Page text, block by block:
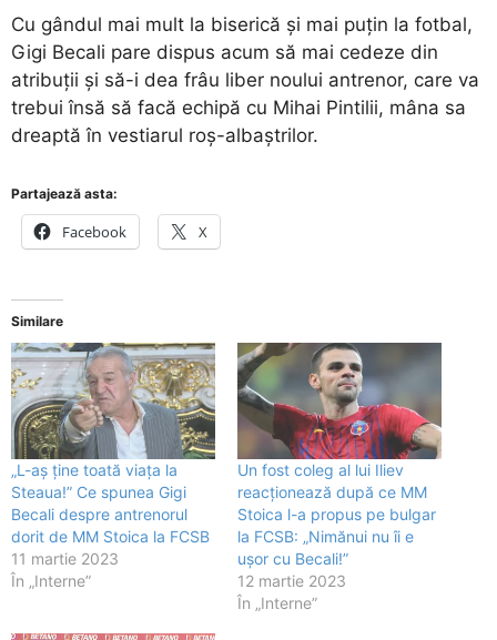
Cu gândul mai mult la biserică și mai puțin la fotbal,
Gigi Becali pare dispus acum să mai cedeze din
atribuții și să-i dea frâu liber noului antrenor, care va
trebui însă să facă echipă cu Mihai Pintilii, mâna sa
dreaptă în vestiarul roș-albaștrilor.
Partajează asta:
Facebook X
Similare
„L-aș ține toată viața la
Steaua!” Ce spunea Gigi
Becali despre antrenorul
dorit de MM Stoica la FCSB
11 martie 2023
În „Interne”
Un fost coleg al lui Iliev
reacționează după ce MM
Stoica l-a propus pe bulgar
la FCSB: „Nimănui nu îi e
ușor cu Becali!”
12 martie 2023
În „Interne”